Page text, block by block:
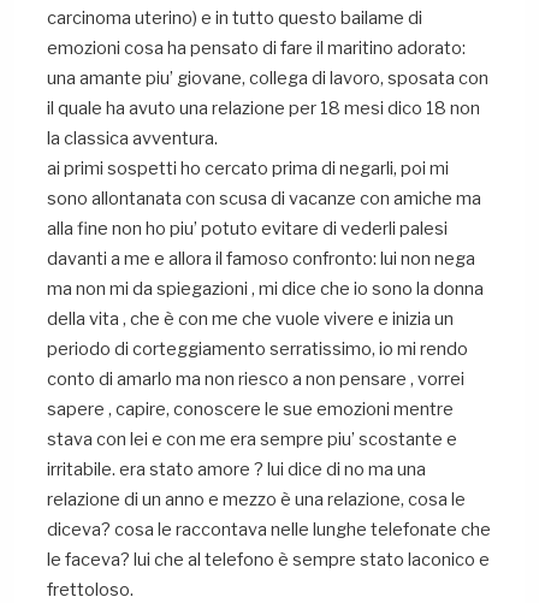
carcinoma uterino) e in tutto questo bailame di
emozioni cosa ha pensato di fare il maritino adorato:
una amante piu’ giovane, collega di lavoro, sposata con
il quale ha avuto una relazione per 18 mesi dico 18 non
la classica avventura.
ai primi sospetti ho cercato prima di negarli, poi mi
sono allontanata con scusa di vacanze con amiche ma
alla fine non ho piu’ potuto evitare di vederli palesi
davanti a me e allora il famoso confronto: lui non nega
ma non mi da spiegazioni , mi dice che io sono la donna
della vita , che è con me che vuole vivere e inizia un
periodo di corteggiamento serratissimo, io mi rendo
conto di amarlo ma non riesco a non pensare , vorrei
sapere , capire, conoscere le sue emozioni mentre
stava con lei e con me era sempre piu’ scostante e
irritabile. era stato amore ? lui dice di no ma una
relazione di un anno e mezzo è una relazione, cosa le
diceva? cosa le raccontava nelle lunghe telefonate che
le faceva? lui che al telefono è sempre stato laconico e
frettoloso.